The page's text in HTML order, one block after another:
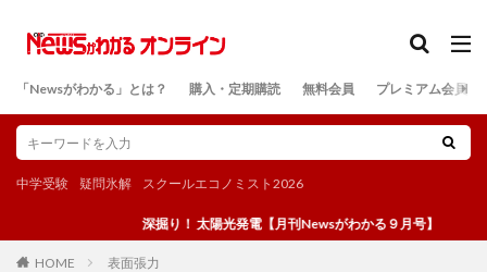
「Newsがわかる」とは？ 購入・定期購読 無料会員 プレミアム会員
中学受験 疑問氷解 スクールエコノミスト2026
深掘り！ 太陽光発電【月刊Newsがわかる９月号】
HOME 表面張力
検索